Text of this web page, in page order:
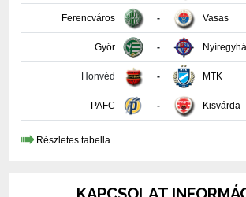
Ferencváros - Vasas
Győr -
Honvéd - MTK
PAFC - Kisvárda
Részletes tabella